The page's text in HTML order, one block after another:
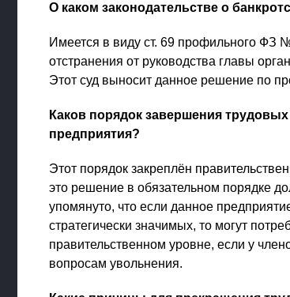
О каком законодательстве о
Имеется в виду ст. 69 профильного ФЗ
отстранения от руководства главы
Этот суд выносит данное решение по
Каков порядок завершения
предприятия?
Этот порядок закреплён
это решение в обязательном порядке
упомянуто, что если данное
стратегически значимых, то могут
правительственном уровне, если у
вопросам увольнения.